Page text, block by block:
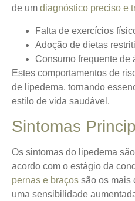
de um diagnóstico preciso e
Falta de exercícios
Adoção de dietas
Consumo frequente de
Estes comportamentos de
de lipedema, tornando
estilo de vida saudável.
Sintomas
Os sintomas do lipedema
acordo com o estágio da
pernas e braços são os mais
uma sensibilidade